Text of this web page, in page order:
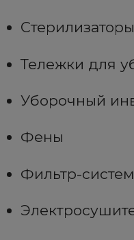
Тележки для
Уборочный
Фены
Фильтр-